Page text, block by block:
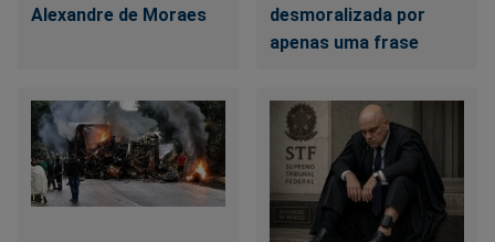
Alexandre de Moraes
desmoralizada por
apenas uma frase